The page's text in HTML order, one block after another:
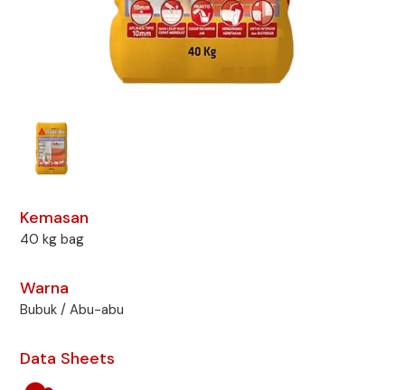
Kemasan
40 kg bag
Warna
Bubuk / Abu-abu
Data Sheets